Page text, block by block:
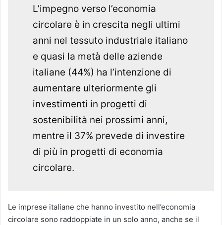
L’impegno verso l’economia
circolare è in crescita negli ultimi
anni nel tessuto industriale italiano
e quasi la metà delle aziende
italiane (44%) ha l’intenzione di
aumentare ulteriormente gli
investimenti in progetti di
sostenibilità nei prossimi anni,
mentre il 37% prevede di investire
di più in progetti di economia
circolare.
Le imprese italiane che hanno investito nell’economia
circolare sono raddoppiate in un solo anno, anche se il